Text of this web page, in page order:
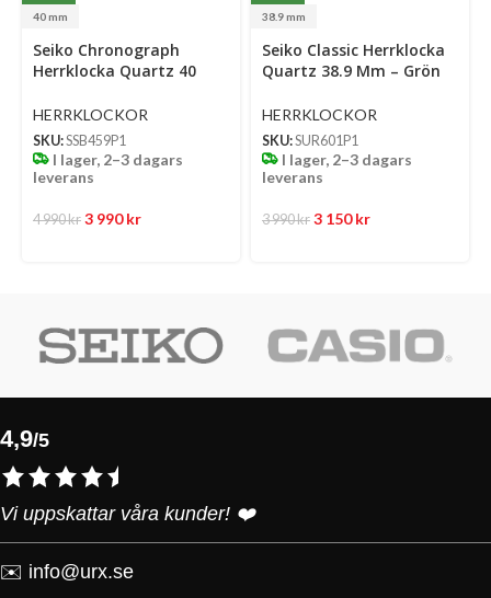
40 mm
options
Seiko Chronograph
Herrklocka Quartz 40
Urtavla Med Stållänk
HERRKLOCKOR
SKU:SSB459P1
I lager, 2–3 dagars
leverans
4 990kr 3 990kr
38.9 mm
options
Seiko Classic Herrklocka
Quartz 38.9 Mm – Grön
Stållänk
HERRKLOCKOR
SKU:SUR601P1
I lager, 2–3 dagars
leverans
3 990kr 3 150kr
4,9/5
Vi uppskattar våra kunder! ❤️
✉️ info@urx.se